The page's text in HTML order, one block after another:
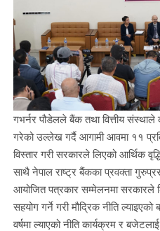
गभर्नर पौडेलले बैंक तथा वित्तीय
गरेको उल्लेख गर्दै आगामी आवमा ११
विस्तार गरी सरकारले लिएको आर्थिक
साथै नेपाल राष्ट्र बैंकका प्रवक्ता
आयोजित पत्रकार सम्मेलनमा सरकारले
सहयोग गर्ने गरी मौद्रिक नीति
वर्षमा ल्याएको नीति कार्यक्रम र